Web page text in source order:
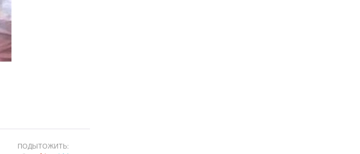
ПОДЫТОЖИТЬ: